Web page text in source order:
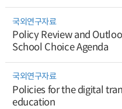
국외연구자료
Policy Review and
School Choice Agenda
국외연구자료
Policies for the digital
education